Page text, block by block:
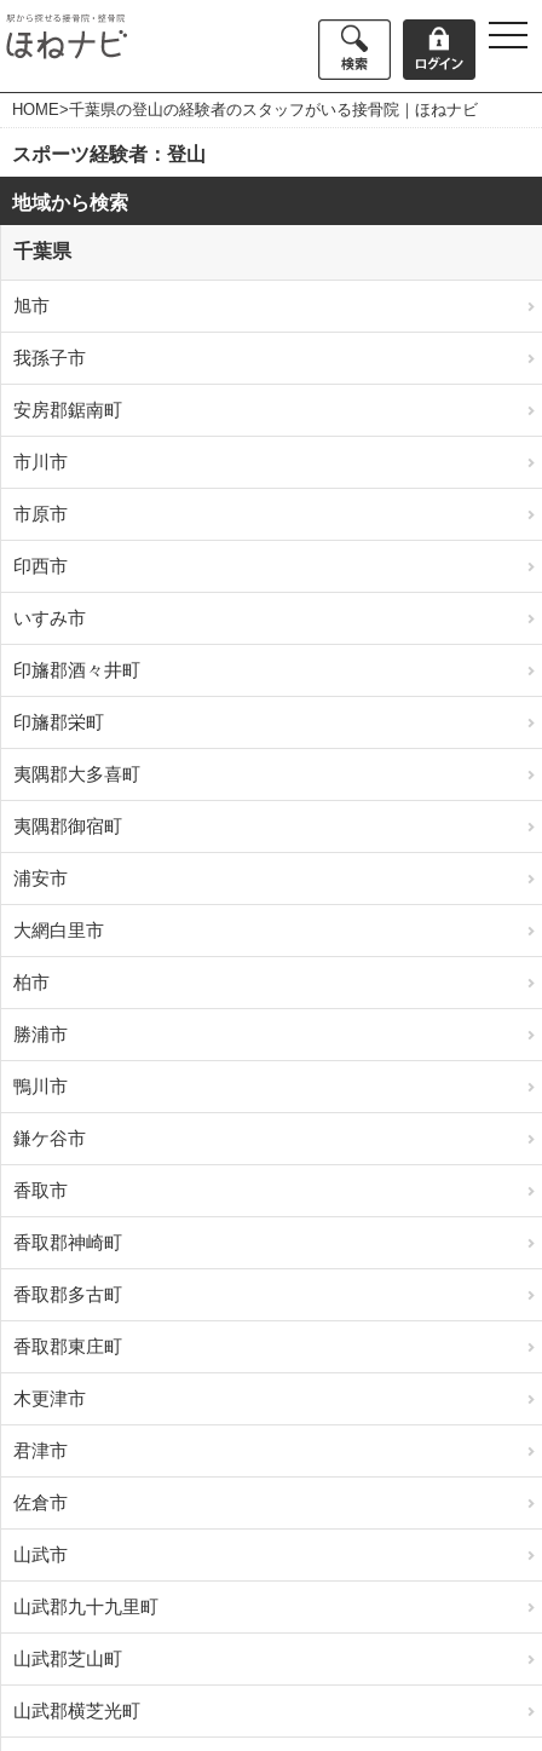
HOME>千葉県の登山の経験者のスタッフがいる接骨院｜ほねナビ
スポーツ経験者：登山
地域から検索
千葉県
旭市
我孫子市
安房郡鋸南町
市川市
市原市
印西市
いすみ市
印旛郡酒々井町
印旛郡栄町
夷隅郡大多喜町
夷隅郡御宿町
浦安市
大網白里市
柏市
勝浦市
鴨川市
鎌ケ谷市
香取市
香取郡神崎町
香取郡多古町
香取郡東庄町
木更津市
君津市
佐倉市
山武市
山武郡九十九里町
山武郡芝山町
山武郡横芝光町